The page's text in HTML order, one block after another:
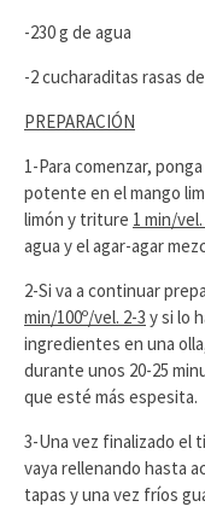
-230 g de agua
-2 cucharaditas rasas
PREPARACIÓN
1-Para comenzar,
potente en el mango
limón y triture 1 min/
agua y el agar-agar
2-Si va a continuar
min/100º/vel. 2-3 y si lo
ingredientes en una
durante unos 20-25
que esté más espesita.
3-Una vez finalizado el
vaya rellenando hasta
tapas y una vez fríos